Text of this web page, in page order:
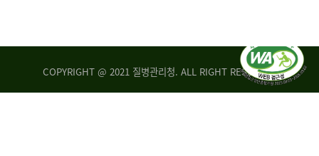
COPYRIGHT @ 2021 질병관리청. ALL RIGHT RESERVED